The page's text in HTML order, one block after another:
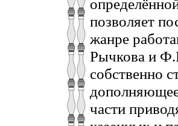
позволяет
жанре
Рычкова и
собственно
части